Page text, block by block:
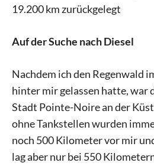
19.200 km zurückgelegt
Auf der Suche nach Diesel
Nachdem ich den Regenwald
hinter mir gelassen hatte, war
Stadt Pointe-Noire an der
ohne Tankstellen wurden
noch 500 Kilometer vor mir
lag aber nur bei 550